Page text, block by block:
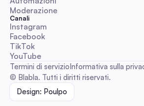
all'uso.
Guide sui Social Media
Scaricare Foto da Instagram:
Workflow Sicuri, ad Alta
Marketer
Una guida pratica end-to-end con
team di social media: passaggi di
Moderazione
Canali
Instagram
Facebook
TikTok
YouTube
Termini di servizioInformativa sulla
© Blabla. Tutti i diritti riservati.
Design: Poulpo